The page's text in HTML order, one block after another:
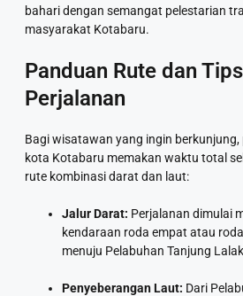
bahari dengan semangat pelestarian
masyarakat Kotabaru.
Panduan Rute dan
Perjalanan
Bagi wisatawan yang ingin
kota Kotabaru memakan waktu total
rute kombinasi darat dan laut:
Jalur Darat: Perjalanan dimulai
kendaraan roda empat atau
menuju Pelabuhan Tanjung
Penyeberangan Laut: Dari